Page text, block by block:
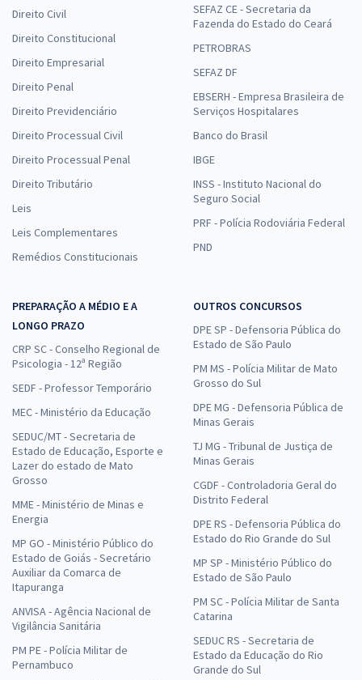
Direito Civil
Direito Constitucional
Direito Empresarial
Direito Penal
Direito Previdenciário
Direito Processual Civil
Direito Processual Penal
Direito Tributário
Leis
Leis Complementares
Remédios Constitucionais
SEFAZ CE - Secretaria da
Fazenda do Estado do Ceará
PETROBRAS
SEFAZ DF
EBSERH - Empresa Brasileira de
Serviços Hospitalares
Banco do Brasil
IBGE
INSS - Instituto Nacional do
Seguro Social
PRF - Polícia Rodoviária Federal
PND
PREPARAÇÃO A MÉDIO E A
LONGO PRAZO
CRP SC - Conselho Regional de
Psicologia - 12ª Região
SEDF - Professor Temporário
MEC - Ministério da Educação
SEDUC/MT - Secretaria de
Estado de Educação, Esporte e
Lazer do estado de Mato
Grosso
MME - Ministério de Minas e
Energia
MP GO - Ministério Público do
Estado de Goiás - Secretário
Auxiliar da Comarca de
Itapuranga
ANVISA - Agência Nacional de
Vigilância Sanitária
PM PE - Polícia Militar de
Pernambuco
OUTROS CONCURSOS
DPE SP - Defensoria Pública do
Estado de São Paulo
PM MS - Polícia Militar de Mato
Grosso do Sul
DPE MG - Defensoria Pública de
Minas Gerais
TJ MG - Tribunal de Justiça de
Minas Gerais
CGDF - Controladoria Geral do
Distrito Federal
DPE RS - Defensoria Pública do
Estado do Rio Grande do Sul
MP SP - Ministério Público do
Estado de São Paulo
PM SC - Polícia Militar de Santa
Catarina
SEDUC RS - Secretaria de
Estado da Educação do Rio
Grande do Sul